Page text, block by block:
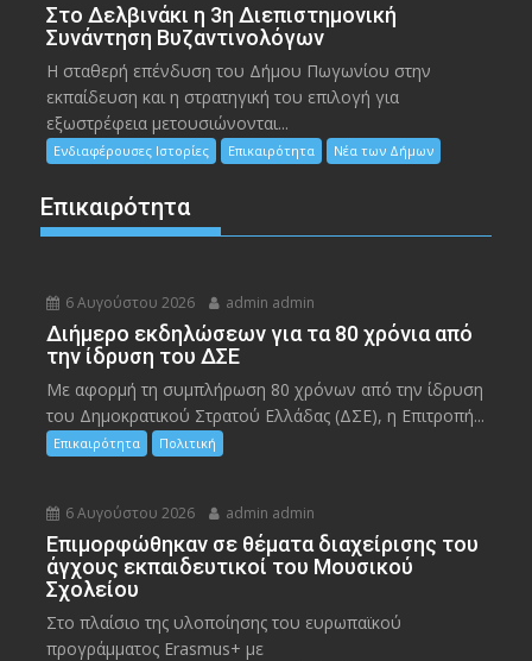
Στο Δελβινάκι η 3η Διεπιστημονική
Συνάντηση Βυζαντινολόγων
Η σταθερή επένδυση του Δήμου Πωγωνίου στην
εκπαίδευση και η στρατηγική του επιλογή για
εξωστρέφεια μετουσιώνονται...
Ενδιαφέρουσες Ιστορίες Επικαιρότητα Νέα των Δήμων
Επικαιρότητα
6 Αυγούστου 2026 admin admin
Διήμερο εκδηλώσεων για τα 80 χρόνια από
την ίδρυση του ΔΣΕ
Με αφορμή τη συμπλήρωση 80 χρόνων από την ίδρυση
του Δημοκρατικού Στρατού Ελλάδας (ΔΣΕ), η Επιτροπή...
Επικαιρότητα Πολιτική
6 Αυγούστου 2026 admin admin
Eπιμορφώθηκαν σε θέματα διαχείρισης του
άγχους εκπαιδευτικοί του Μουσικού
Σχολείου
Στο πλαίσιο της υλοποίησης του ευρωπαϊκού
προγράμματος Erasmus+ με